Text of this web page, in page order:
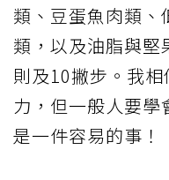
類、豆蛋魚肉類、
類，以及油脂與堅
則及10撇步。我
力，但一般人要
是一件容易的事！